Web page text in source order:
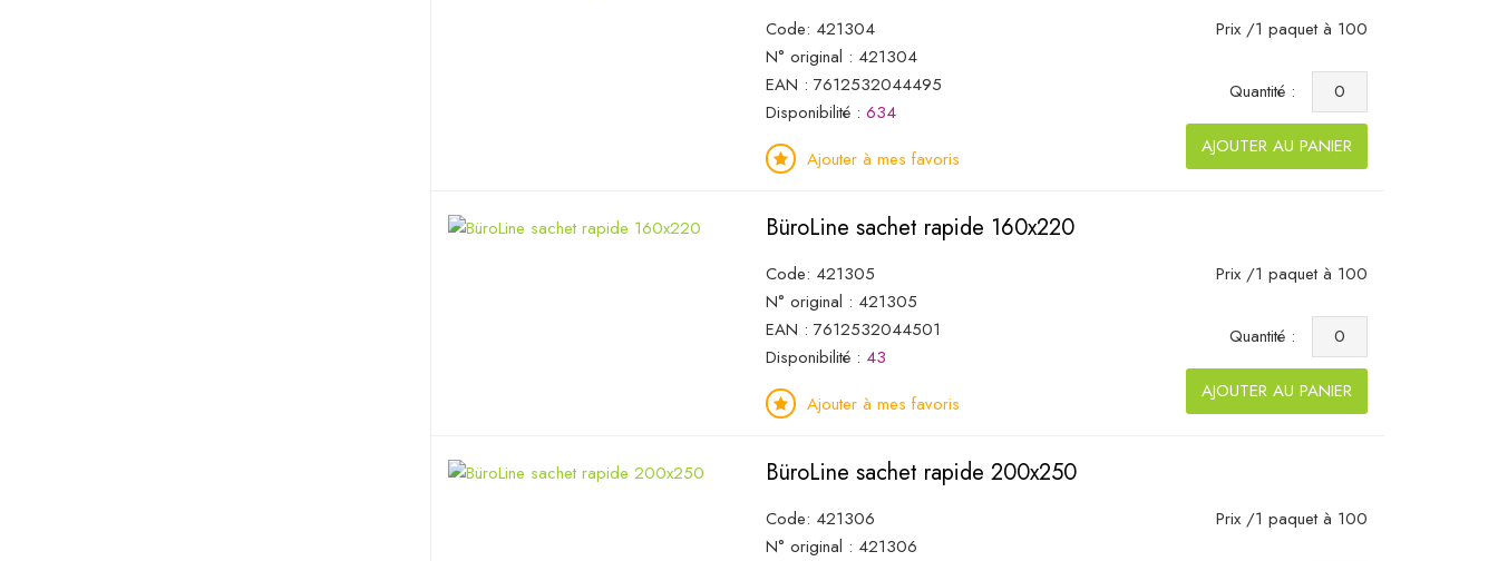
Code: 421304
N° original : 421304
EAN : 7612532044495
Disponibilité : 634
Ajouter à mes favoris
Prix /1 paquet à 100
Quantité :
AJOUTER AU PANIER
BüroLine sachet rapide 160x220
Code: 421305
N° original : 421305
EAN : 7612532044501
Disponibilité : 43
Ajouter à mes favoris
Prix /1 paquet à 100
Quantité :
AJOUTER AU PANIER
BüroLine sachet rapide 200x250
Code: 421306
N° original : 421306
Prix /1 paquet à 100